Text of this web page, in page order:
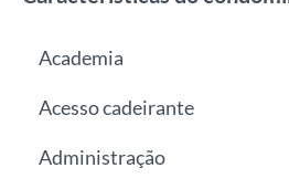
Academia
Acesso cadeirante
Administração